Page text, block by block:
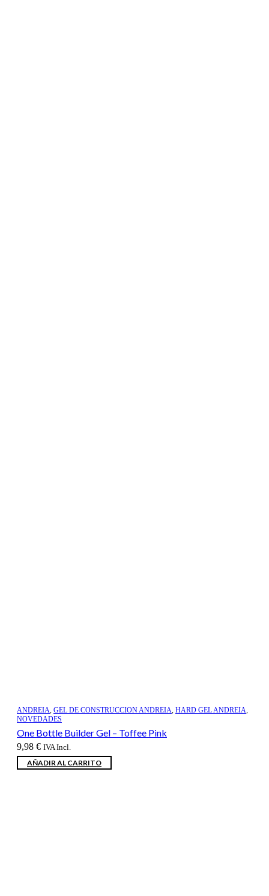
ANDREIA, GEL DE CONSTRUCCION ANDREIA, HARD GEL ANDREIA,
NOVEDADES
One Bottle Builder Gel – Toffee Pink
9,98 € IVA Incl.
AÑADIR AL CARRITO